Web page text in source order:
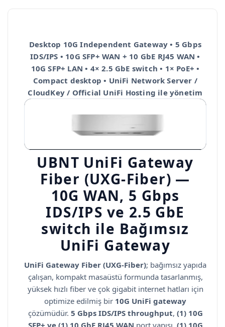
Desktop 10G Independent Gateway • 5 Gbps
IDS/IPS • 10G SFP+ WAN + 10 GbE RJ45 WAN •
10G SFP+ LAN • 4× 2.5 GbE switch • 1× PoE+ •
Compact desktop • UniFi Network Server /
CloudKey / Official UniFi Hosting ile yönetim
UBNT UniFi Gateway
Fiber (UXG-Fiber) —
10G WAN, 5 Gbps
IDS/IPS ve 2.5 GbE
switch ile Bağımsız
UniFi Gateway
UniFi Gateway Fiber (UXG-Fiber); bağımsız yapıda
çalışan, kompakt masaüstü formunda tasarlanmış,
yüksek hızlı fiber ve çok gigabit internet hatları için
optimize edilmiş bir 10G UniFi gateway
çözümüdür. 5 Gbps IDS/IPS throughput, (1) 10G
SFP+ ve (1) 10 GbE RJ45 WAN port yapısı, (1) 10G